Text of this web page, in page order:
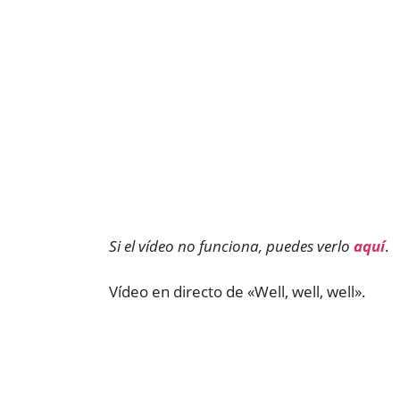
Si el vídeo no funciona, puedes verlo aquí.
Vídeo en directo de «Well, well, well».